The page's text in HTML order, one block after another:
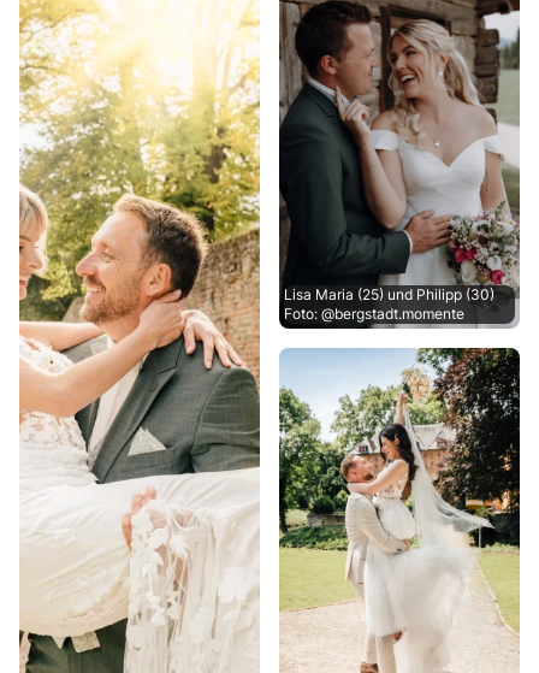
Lisa Maria (25) und Philipp (30)
Foto: @bergstadt.momente